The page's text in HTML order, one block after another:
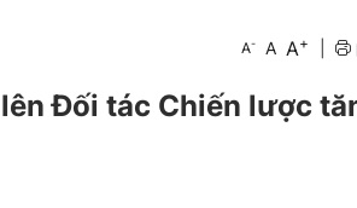
A- A A+
Đối tác Chiến lược